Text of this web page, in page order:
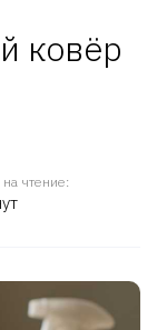
ковёр
чтение: